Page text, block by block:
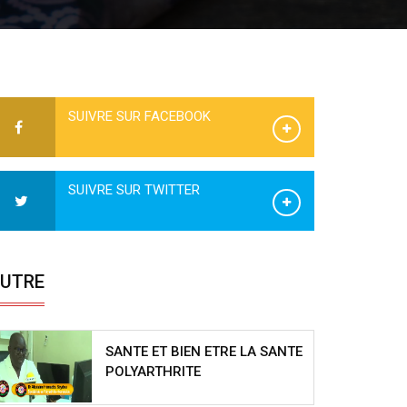
SUIVRE SUR FACEBOOK
SUIVRE SUR TWITTER
SANTE ET BIEN ETRE LA SANTE
POLYARTHRITE